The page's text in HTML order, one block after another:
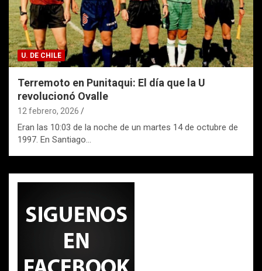
U. DE CHILE
Terremoto en Punitaqui: El día que la U
revolucionó Ovalle
12 febrero, 2026
Eran las 10:03 de la noche de un martes 14 de octubre de
1997. En Santiago…